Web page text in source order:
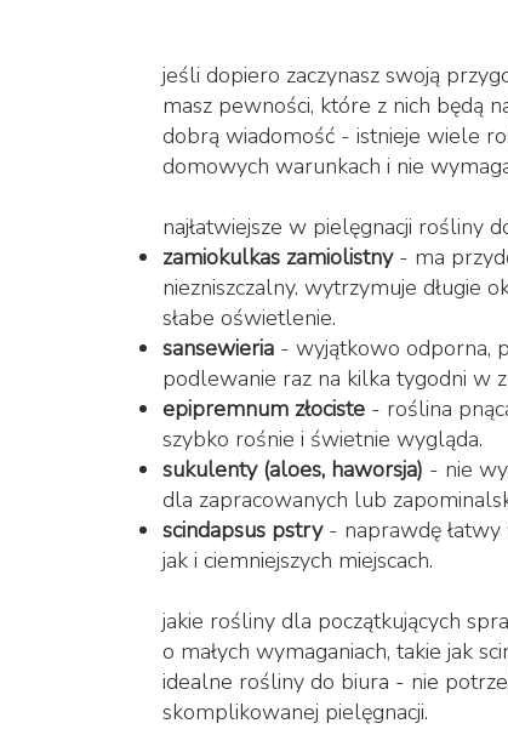
jeśli dopiero zaczynasz swoją
masz pewności, które z nich będą
dobrą wiadomość - istnieje wiele
domowych warunkach i nie
najłatwiejsze w pielęgnacji rośliny
zamiokulkas zamiolistny- ma
niezniszczalny. wytrzymuje długie
słabe oświetlenie.
sansewieria - wyjątkowo odporna,
podlewanie raz na kilka tygodni w
epipremnum złociste - roślina
szybko rośnie i świetnie wygląda.
sukulenty(aloes, haworsja) - nie
dla zapracowanych lub
scindapsus pstry- naprawdę łatwy
jak i ciemniejszych miejscach.
jakie rośliny dla początkujących
o małych wymaganiach, takie jak
idealne rośliny do biura - nie
skomplikowanej pielęgnacji.